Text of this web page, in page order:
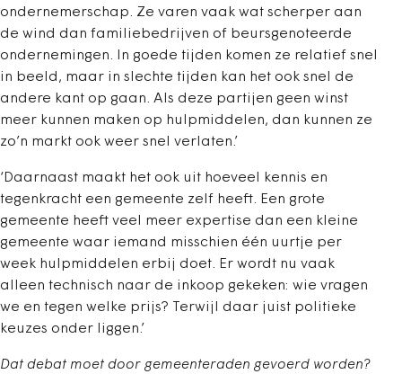
ondernemerschap. Ze varen vaak wat scherper aan
de wind dan familiebedrijven of beursgenoteerde
ondernemingen. In goede tijden komen ze relatief snel
in beeld, maar in slechte tijden kan het ook snel de
andere kant op gaan. Als deze partijen geen winst
meer kunnen maken op hulpmiddelen, dan kunnen ze
zo’n markt ook weer snel verlaten.’
‘Daarnaast maakt het ook uit hoeveel kennis en
tegenkracht een gemeente zelf heeft. Een grote
gemeente heeft veel meer expertise dan een kleine
gemeente waar iemand misschien één uurtje per
week hulpmiddelen erbij doet. Er wordt nu vaak
alleen technisch naar de inkoop gekeken: wie vragen
we en tegen welke prijs? Terwijl daar juist politieke
keuzes onder liggen.’
Dat debat moet door gemeenteraden gevoerd worden?